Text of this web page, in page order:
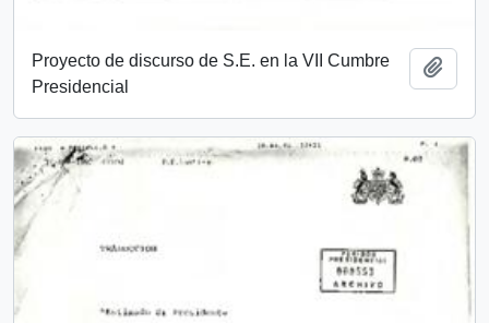
Proyecto de discurso de S.E. en la VII Cumbre
Presidencial